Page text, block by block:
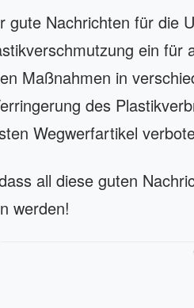
gute Nachrichten für die
ein für
Maßnahmen in
des
Wegwerfartikel
all diese guten
werden!